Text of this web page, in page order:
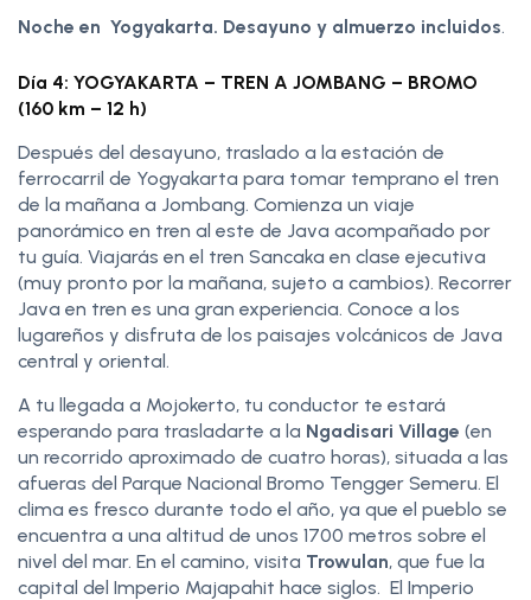
Noche en Yogyakarta. Desayuno y almuerzo incluidos.
Día 4: YOGYAKARTA – TREN A JOMBANG – BROMO
(160 km – 12 h)
Después del desayuno, traslado a la estación de
ferrocarril de Yogyakarta para tomar temprano el tren
de la mañana a Jombang. Comienza un viaje
panorámico en tren al este de Java acompañado por
tu guía. Viajarás en el tren Sancaka en clase ejecutiva
(muy pronto por la mañana, sujeto a cambios). Recorrer
Java en tren es una gran experiencia. Conoce a los
lugareños y disfruta de los paisajes volcánicos de Java
central y oriental.
A tu llegada a Mojokerto, tu conductor te estará
esperando para trasladarte a la Ngadisari Village (en
un recorrido aproximado de cuatro horas), situada a las
afueras del Parque Nacional Bromo Tengger Semeru. El
clima es fresco durante todo el año, ya que el pueblo se
encuentra a una altitud de unos 1700 metros sobre el
nivel del mar. En el camino, visita Trowulan, que fue la
capital del Imperio Majapahit hace siglos. El Imperio